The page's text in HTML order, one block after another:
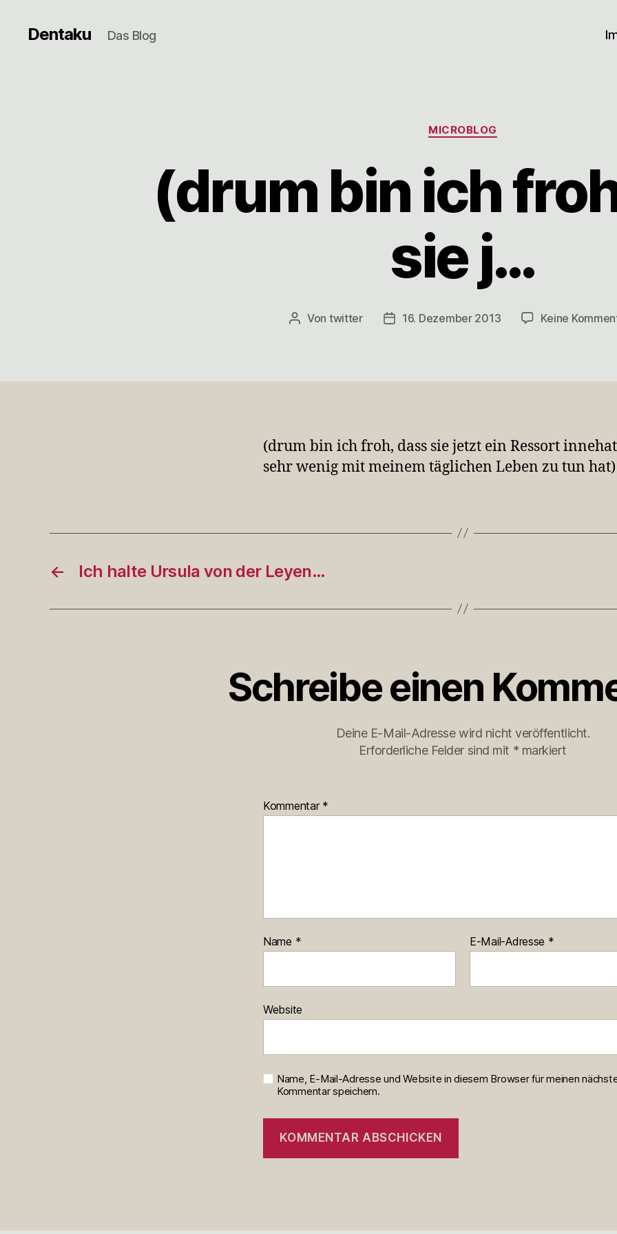
Dentaku Das Blog
Kategorien
MICROBLOG
(drum bin ich
sie j…
Beitragsautor
Von twitter Veröffentlichungsdatum
16. Dezember 2013 Keine
(drum bin ich froh, dass sie jetzt ein Ressort
sehr wenig mit meinem täglichen Leben zu tun
← Ich halte Ursula von der Leyen…
Schreibe einen
Deine E-Mail-Adresse wird nicht veröffentlicht.
Erforderliche Felder sind mit * markiert
Kommentar *
Name * E-Mail-Adresse *
Website
Name, E-Mail-Adresse und Website in diesem Browser für meinen
Kommentar speichern.